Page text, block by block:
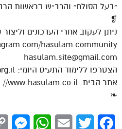
״בעל הסולם״ והרב״ש בראשות
❡
ניתן לעקוב אחרי העדכונים
hasulam.community
hasulam.site@gmail.com
הצטרפו ללימוד התע״ס היומי: https://dafhayomitaas.org.il
אתר הבית: https://www.hasulam.co.il
❧
Facebook
Twitter
Email